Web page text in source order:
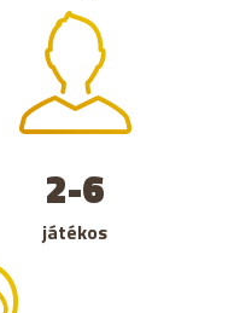
2-6
játékos